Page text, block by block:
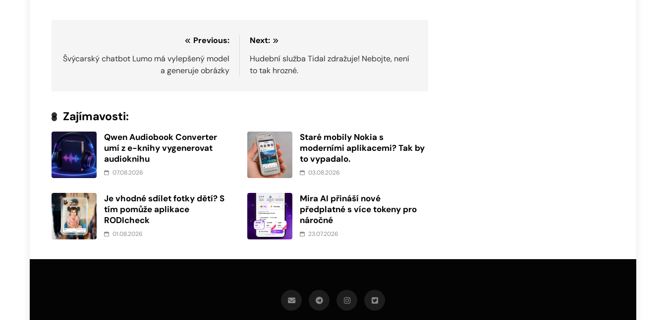
pro
Previous:
Švýcarský chatbot Lumo má vylepšený model
a generuje obrázky
Next:
Hudební služba Tidal zdražuje! Nebojte, není
to tak hrozné.
Zajímavosti:
Qwen Audiobook Converter
umí z e-knihy vygenerovat
audioknihu
07.08.2026
Staré mobily Nokia s
moderními aplikacemi? Tak by
to vypadalo.
03.08.2026
Je vhodné sdílet fotky dětí? S
tím pomůže aplikace
RODIcheck
01.08.2026
Mira AI přináší nové
předplatné s více tokeny pro
náročné
23.07.2026